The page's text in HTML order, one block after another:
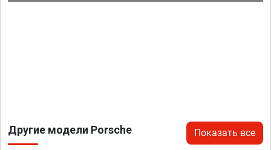
Другие модели Porsche Показать все